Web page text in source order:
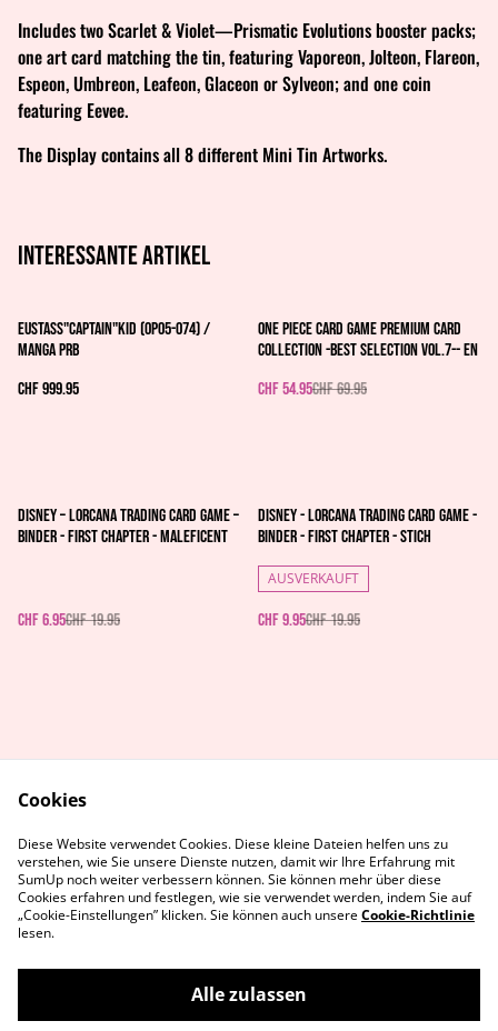
Includes two Scarlet & Violet—Prismatic Evolutions booster packs;
one art card matching the tin, featuring Vaporeon, Jolteon, Flareon,
Espeon, Umbreon, Leafeon, Glaceon or Sylveon; and one coin
featuring Eevee.
The Display contains all 8 different Mini Tin Artworks.
Interessante artikel
Eustass"Captain"Kid (OP05-074) /
MANGA PRB
CHF 999.95
%
ONE PIECE CARD GAME Premium Card
Collection -Best Selection Vol.7-- EN
CHF 54.95CHF 69.95
%
Disney – Lorcana Trading Card Game –
Binder - First Chapter - Maleficent
CHF 6.95CHF 19.95
%
Disney - Lorcana Trading Card Game -
Binder - First Chapter - Stich
AUSVERKAUFT
CHF 9.95CHF 19.95
Datenschutz
Cookie-Richtlinie
Kontaktiere uns
Cookies
Diese Website verwendet Cookies. Diese kleine Dateien helfen uns zu
verstehen, wie Sie unsere Dienste nutzen, damit wir Ihre Erfahrung mit
SumUp noch weiter verbessern können. Sie können mehr über diese
Cookies erfahren und festlegen, wie sie verwendet werden, indem Sie auf
„Cookie-Einstellungen” klicken. Sie können auch unsereCookie-Richtlinie
lesen.
Alle zulassen